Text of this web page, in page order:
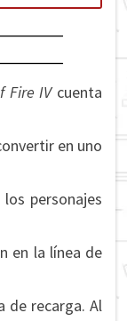
Fire IVcuenta
en uno
personajes
en la línea de
de recarga. Al